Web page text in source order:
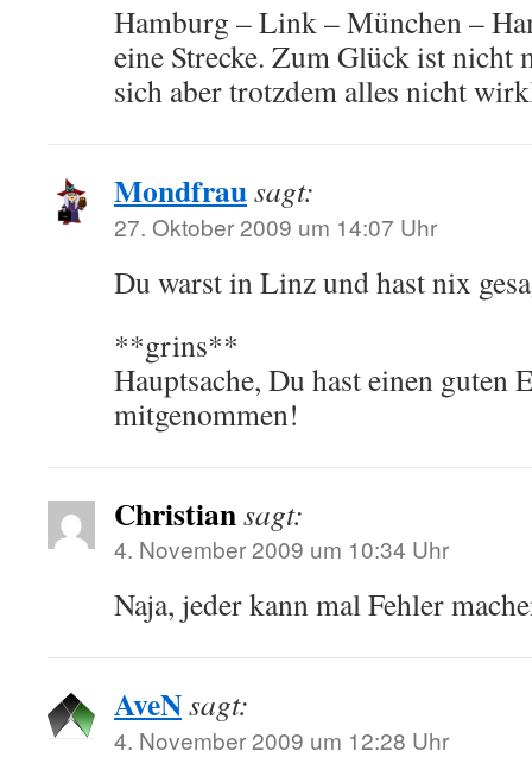
Hamburg – Link – München –
eine Strecke. Zum Glück ist nicht
sich aber trotzdem alles nicht
Mondfrausagt:
27. Oktober 2009 um 14:07 Uhr
Du warst in Linz und hast nix
**grins**
Hauptsache, Du hast einen guten
mitgenommen!
Christiansagt:
4. November 2009 um 10:34 Uhr
Naja, jeder kann mal Fehler
AveNsagt:
4. November 2009 um 12:28 Uhr